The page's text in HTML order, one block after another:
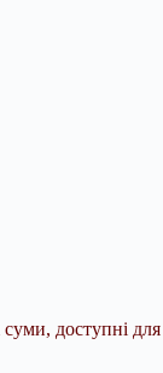
суми, доступні для